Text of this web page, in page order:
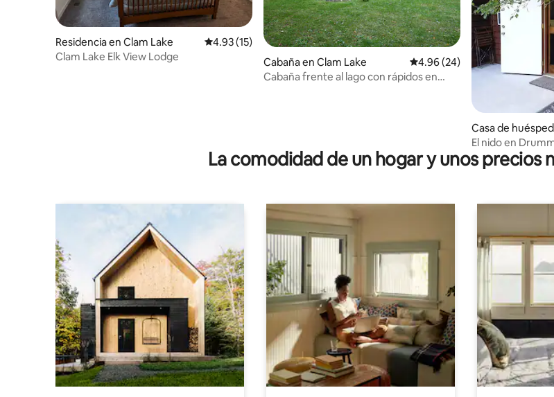
Residencia en Clam Lake Calificación promedio: 4.93 de 5; 15 evaluaciones
4.93 (15)
Clam Lake Elk View Lodge
Cabaña en Clam Lake Calificación promedio: 4.96 de
4.96 (24)
Cabaña frente al lago con rápidos en
Casa de
e
El nido en
La comodidad de un hogar y unos precios